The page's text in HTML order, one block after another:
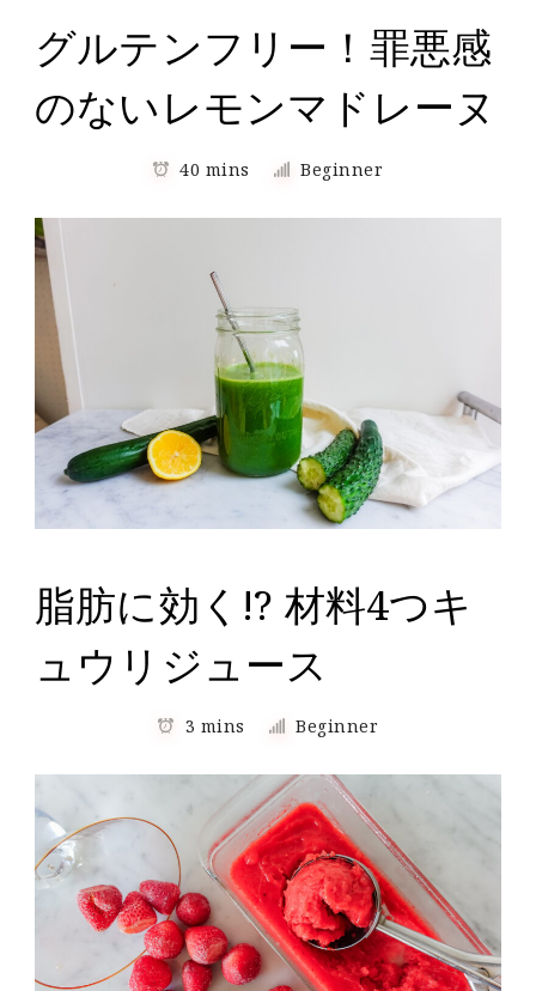
グルテンフリー！罪悪感
のないレモンマドレーヌ
40 mins Beginner
脂肪に効く!? 材料4つキ
ュウリジュース
3 mins Beginner